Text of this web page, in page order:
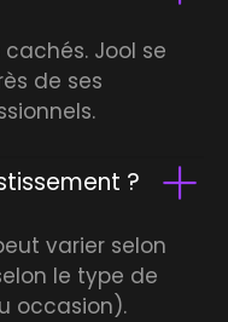
Jool se
de ses
?
varier selon
le type de
occasion).